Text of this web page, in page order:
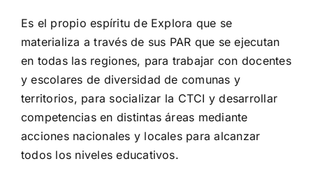
Es el propio espíritu de Explora que se
materializa a través de sus PAR que se ejecutan
en todas las regiones, para trabajar con docentes
y escolares de diversidad de comunas y
territorios, para socializar la CTCI y desarrollar
competencias en distintas áreas mediante
acciones nacionales y locales para alcanzar
todos los niveles educativos.